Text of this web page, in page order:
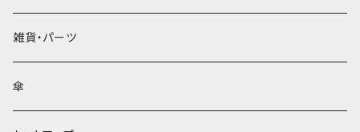
雑貨・パーツ
傘